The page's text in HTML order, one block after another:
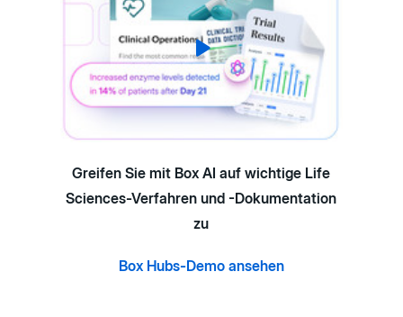
Greifen Sie mit Box AI auf wichtige Life
Sciences-Verfahren und -Dokumentation
zu
Box Hubs-Demo ansehen